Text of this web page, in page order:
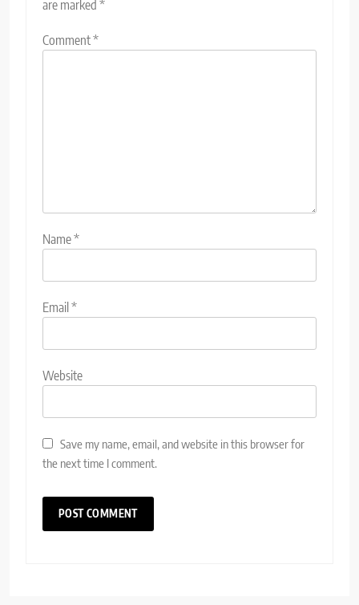
are marked *
Comment*
Name*
Email*
Website
Save my name, email, and website in this browser for
the next time I comment.